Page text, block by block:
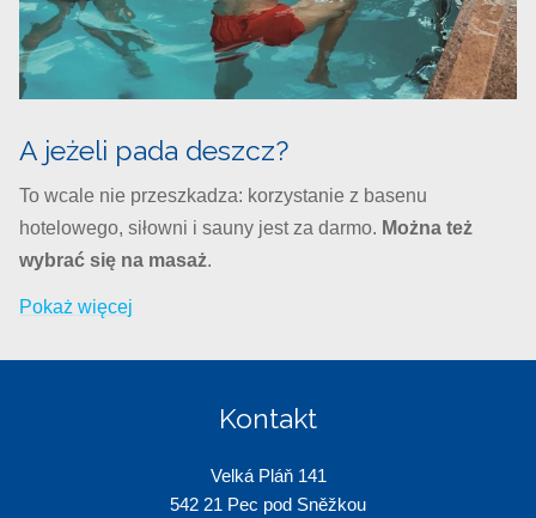
A jeżeli pada deszcz?
To wcale nie przeszkadza: korzystanie z basenu
hotelowego, siłowni i sauny jest za darmo. Można też
wybrać się na masaż.
Pokaż więcej
Kontakt
Velká Pláň 141
542 21 Pec pod Sněžkou